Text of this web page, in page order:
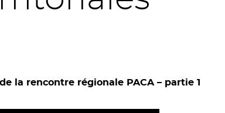
la rencontre régionale PACA – partie 1